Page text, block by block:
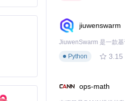
jiuwenswarm
Python
3.15
ops-math